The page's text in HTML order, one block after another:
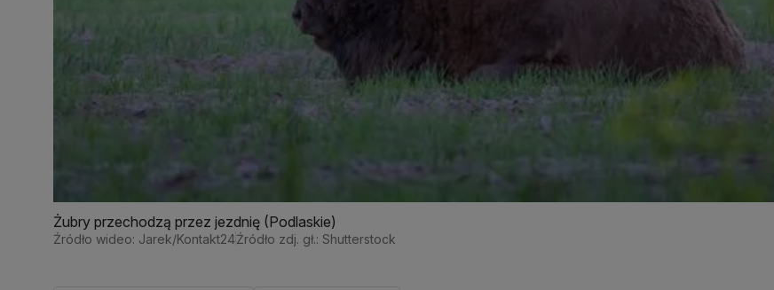
Żubry przechodzą przez jezdnię (Podlaskie)
Źródło wideo: Jarek/Kontakt24Źródło zdj. gł.: Shutterstock